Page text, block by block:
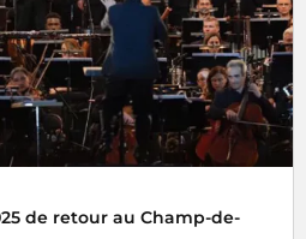
de retour au Champ-de-